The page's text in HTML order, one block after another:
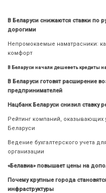
В Беларуси снижаются ставки по
дорогими
Непромокаемые наматрасники:
комфорт
В Беларуси начали дешеветь кредиты
В Беларуси готовят расширение
предпринимателей
Нацбанк Беларуси снизил ставку
Рейтинг компаний, оказывающих
Беларуси
Ведение бухгалтерского учета
организации
«Белавиа» повышает цены на
Почему крупные города
инфраструктуры